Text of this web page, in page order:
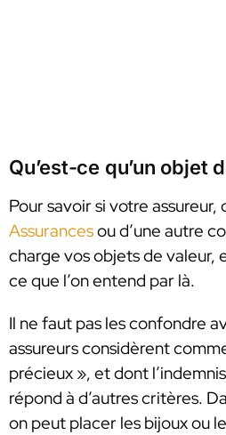
Qu’est-ce qu’un objet
Pour savoir si votre assureur,
Assurancesou d’une autre
charge vos objets de valeur,
ce que l’on entend par là.
Il ne faut pas les confondre
assureurs considèrent
précieux », et dont
répond à d’autres critères.
on peut placer les bijoux ou